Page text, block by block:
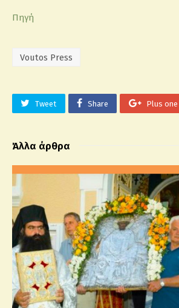
Πηγή
Voutos Press
Tweet Share Plus one
Άλλα άρθρα